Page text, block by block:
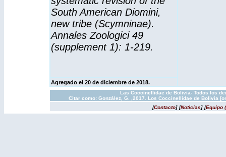
South American Diomini,
new tribe (Scymninae).
Annales Zoologici 49
(supplement 1): 1-219.
Agregado el 20 de diciembre de 2018.
Las Coccinellidae de Bolivia- Todos los
Citar como: González, G. ,2017. Los Coccinellidae de Bolivia
[Contacto] [Noticias] [Equipo